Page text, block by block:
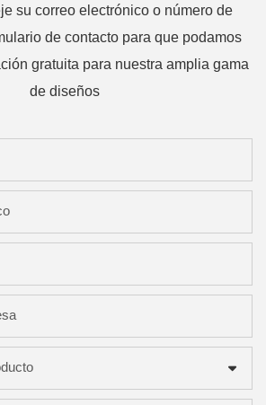
su correo electrónico o número de
de contacto para que podamos
gratuita para nuestra amplia gama
de diseños